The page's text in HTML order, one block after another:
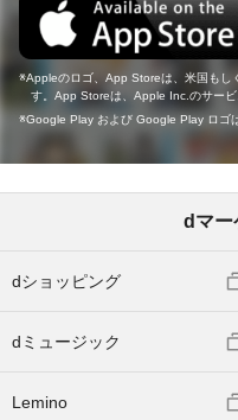
Appleのロゴ、App Storeは、米国もし
す。App Storeは、Apple Inc.のサービ
Google Play および Google Play ロゴ
dマー
dショッピング
dミュージック
Lemino